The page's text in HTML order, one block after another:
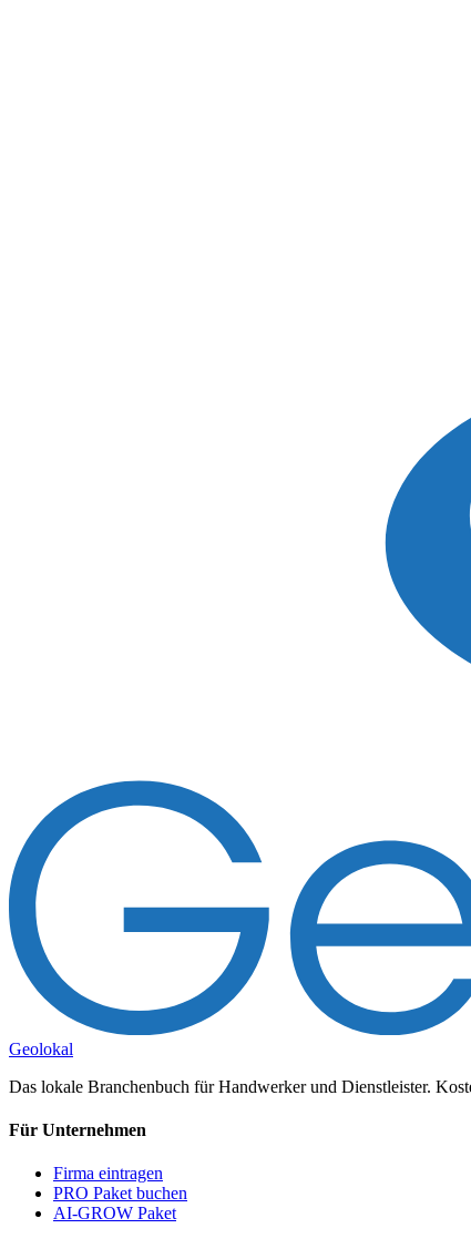
Geolokal
Das lokale Branchenbuch für Handwerker und Dienstleister.
Für Unternehmen
Firma eintragen
PRO Paket buchen
AI-GROW Paket